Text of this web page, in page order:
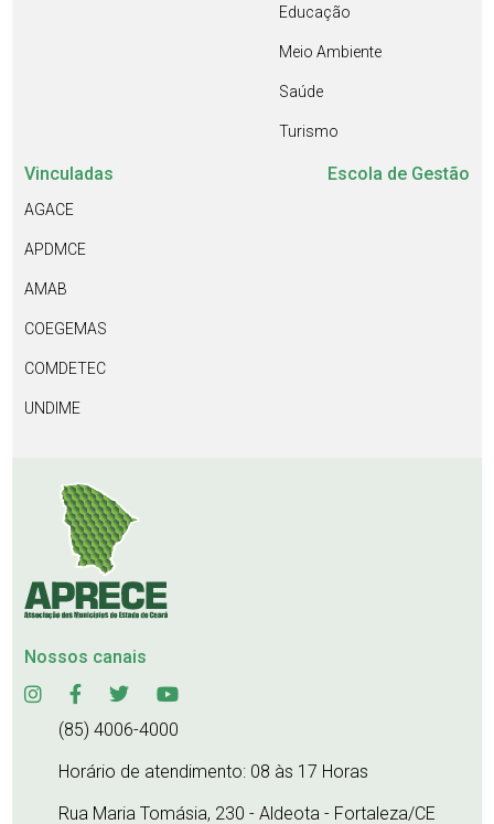
Educação
Meio Ambiente
Saúde
Turismo
Vinculadas
AGACE
APDMCE
AMAB
COEGEMAS
COMDETEC
UNDIME
Escola de Gestão
Nossos canais
(85) 4006-4000
Horário de atendimento: 08 às 17 Horas
Rua Maria Tomásia, 230 - Aldeota - Fortaleza/CE